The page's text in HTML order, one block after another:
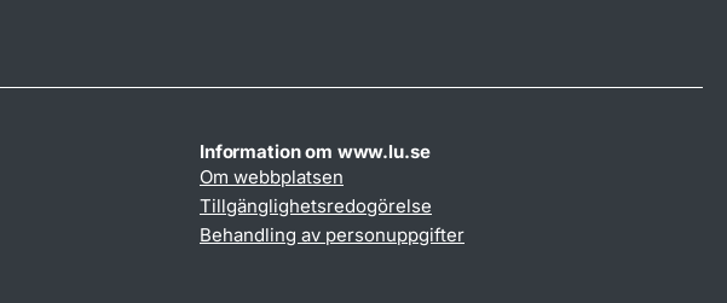
Information om www.lu.se
Om webbplatsen
Tillgänglighetsredogörelse
Behandling av personuppgifter